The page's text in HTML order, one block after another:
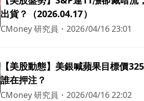
出貨？（2026.04.17）
CMoney 研究員 ・2026/04/16 23:01
【美股動態】美銀喊蘋果目標價
誰在押注？
CMoney 研究員 ・2026/04/16 22:02